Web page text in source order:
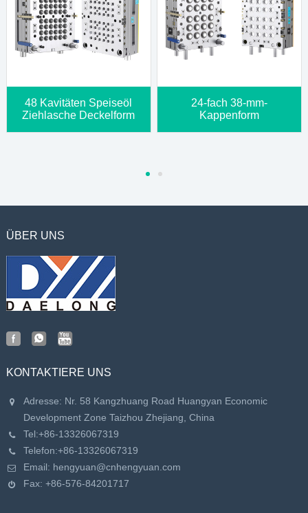
48 Kavitäten Speiseöl
Ziehlasche Deckelform
24-fach 38-mm-
Kappenform
ÜBER UNS
KONTAKTIERE UNS
Adresse: Nr. 58 Kangzhuang Road Huangyan Economic
Development Zone Taizhou Zhejiang, China
Tel:+86-13326067319
Telefon:+86-13326067319
Email: hengyuan@cnhengyuan.com
Fax: +86-576-84201717